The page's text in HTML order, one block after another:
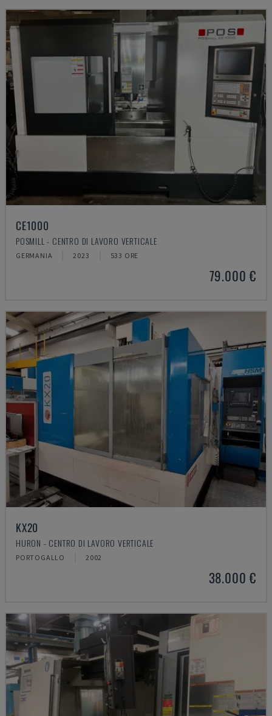
CE1000
POSMILL - CENTRO DI LAVORO VERTICALE
GERMANIA 2023 533 ORE
79.000 €
KX20
HURON - CENTRO DI LAVORO VERTICALE
PORTOGALLO 2002
38.000 €